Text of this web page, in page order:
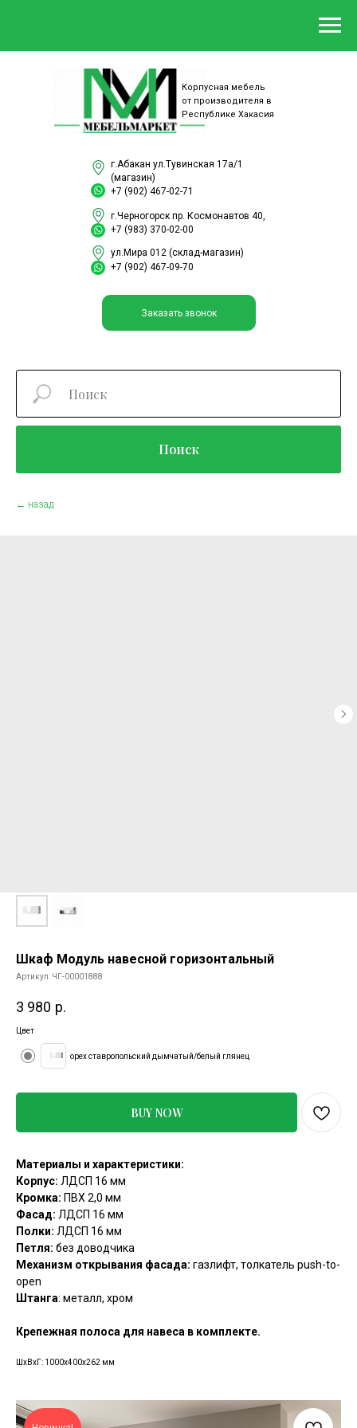
Корпусная мебель
от производителя в
Республике Хакасия
г.Абакан ул.Тувинская 17а/1
(магазин)
+7 (902) 467-02-71
г.Черногорск пр. Космонавтов 40,
+7 (983) 370-02-00
ул.Мира 012 (склад-магазин)
+7 (902) 467-09-70
Заказать звонок
Поиск
← назад
Шкаф Модуль навесной горизонтальный
Артикул: ЧГ-00001888
3 980 р.
Цвет
орех ставропольский дымчатый/белый глянец
BUY NOW
Материалы и характеристики:
Корпус: ЛДСП 16 мм
Кромка: ПВХ 2,0 мм
Фасад: ЛДСП 16 мм
Полки: ЛДСП 16 мм
Петля: без доводчика
Механизм открывания фасада: газлифт, толкатель push-to-
open
Штанга: металл, хром
Крепежная полоса для навеса в комплекте.
ШxВxГ: 1000x400x262 мм